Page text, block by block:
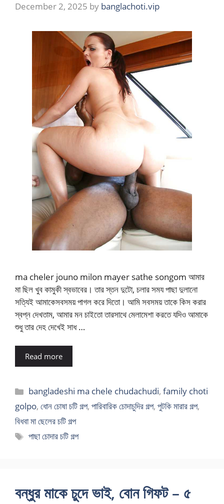
December 2, 2025 by banglachoti.vip
ma cheler jouno milon mayer sathe songom আমার
মা ছিল খুব কামুকী স্বভাবের। তার স্তন দুটো, চলার সময পাছা দুলানো
সত্যিই আমাকেসবসময় পাগল করে দিতো। আমি সবসময় তাকে কিস করার
স্বপ্ন দেখতাম, আমার মন চাইতো তারসাথে মেলামেশা করতে যদিও আমাকে
শুধু তার দেহ দেখেই সাধ …
Read more
Categories
bangladeshi ma chele chudachudi,family choti
golpo, ধোন চোষা চটি গল্প, পারিবারিক চোদাচুদির গল্প, পুটকি মারার গল্প,
বিধবা মা ছেলের চটি গল্প
Tags
পাছা চোদার চটি গল্প
বন্ধুর মাকে চুদে ভাই, বোন গিফট – ৫